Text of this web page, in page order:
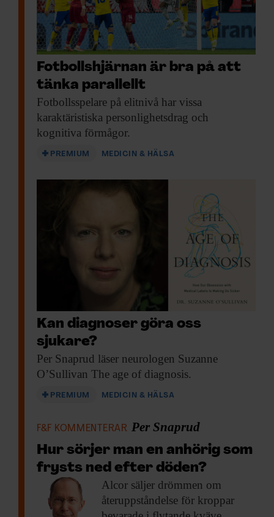
Fotbollshjärnan är bra på att
tänka parallellt
Fotbollsspelare på elitnivå har vissa
karaktäristiska personlighetsdrag och
kognitiva förmågor.
PREMIUM MEDICIN & HÄLSA
Kan diagnoser göra oss
sjukare?
Per Snaprud läser neurologen Suzanne
O’Sullivan The age of diagnosis.
PREMIUM MEDICIN & HÄLSA
F&F KOMMENTERAR Per Snaprud
Hur sörjer man en anhörig som
frysts ned efter döden?
Alcor säljer drömmen om
återuppståndelse för kroppar